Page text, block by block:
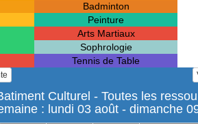
Badminton
Peinture
Arts Martiaux
Sophrologie
Tennis de Table
Culturel - Toutes les
: lundi 03 août - dimanche